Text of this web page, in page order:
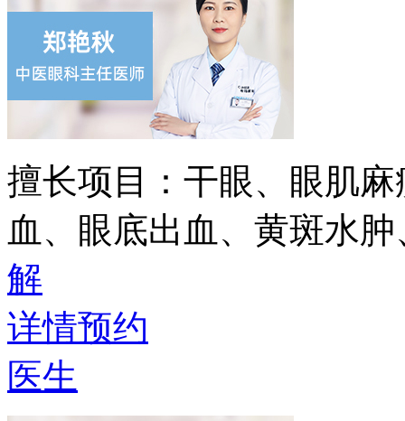
擅长项目： 干眼、眼肌
血、眼底出血、黄斑水
解
详情预约
医生